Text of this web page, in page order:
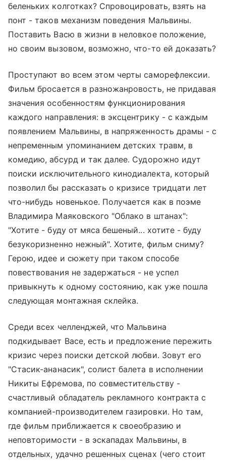
беленьких колготках? Спровоцировать, взять на
понт - таков механизм поведения Мальвины.
Поставить Васю в жизни в неловкое положение,
но своим вызовом, возможно, что-то ей доказать?
Проступают во всем этом черты саморефлексии.
Фильм бросается в разножанровость, не придавая
значения особенностям функционирования
каждого направления: в эксцентрику - с каждым
появлением Мальвины, в напряженность драмы - с
непременным упоминанием детских травм, в
комедию, абсурд и так далее. Судорожно идут
поиски исключительного кинодиалекта, который
позволил бы рассказать о кризисе тридцати лет
что-нибудь новенькое. Получается как в поэме
Владимира Маяковского "Облако в штанах":
"Хотите - буду от мяса бешеный... хотите - буду
безукоризненно нежный". Хотите, фильм сниму?
Герою, идее и сюжету при таком способе
повествования не задержаться - не успел
привыкнуть к одному состоянию, как уже пошла
следующая монтажная склейка.
Среди всех челленджей, что Мальвина
подкидывает Васе, есть и предложение пережить
кризис через поиски детской любви. Зовут его
"Стасик-ананасик", солист балета в исполнении
Никиты Ефремова, по совместительству -
счастливый обладатель рекламного контракта с
компанией-производителем газировки. Но там,
где фильм приближается к своеобразию и
неповторимости - в эскападах Мальвины, в
отдельных, удачно решенных сценах (чего стоит